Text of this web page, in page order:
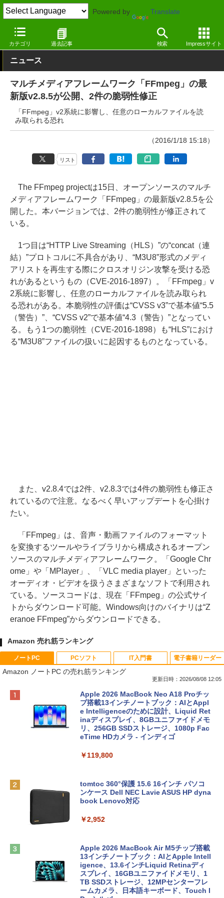
Powered by Translate
カテゴリ 過去記事 検索 Impressサイト
窓の杜 セキュリティ
ニュース
マルチメディアフレームワーク「FFmpeg」の最
新版v2.8.5が公開、2件の脆弱性修正
「FFmpeg」v2系統に影響し、任意のローカルファイルを読
み取られる恐れ
（2016/1/18 15:18）
リスト
The FFmpeg projectは15日、オープンソースのマルチ
メディアフレームワーク「FFmpeg」の最新版v2.8.5を公
開した。本バージョンでは、2件の脆弱性が修正されて
いる。
1つ目は“HTTP Live Streaming（HLS）”の“concat（連
結）”プロトコルに不具合があり、“M3U8”形式のメディ
アリストを再生する際にクロスオリジン攻撃を受ける恐
れがあるというもの（CVE-2016-1897）。「FFmpeg」v
2系統に影響し、任意のローカルファイルを読み取られ
る恐れがある。本脆弱性の評価は“CVSS v3”で基本値“5.5
（警告）”、“CVSS v2”で基本値“4.3（警告）”となってい
る。もう1つの脆弱性（CVE-2016-1898）も“HLS”におけ
る“M3U8”ファイルの扱いに起因するものとなっている。
また、v2.8.4では2件、v2.8.3では4件の脆弱性も修正さ
れているので注意。なるべく早いアップデートを心掛け
たい。
「FFmpeg」は、音声・動画ファイルのフォーマット
を変換するツールやライブラリから構成されるオープン
ソースのマルチメディアフレームワーク。「Google Chr
ome」や「MPlayer」、「VLC media player」といった
オーディオ・ビデオを扱うさまざまなソフトで利用され
ている。ソースコードは、現在「FFmpeg」の公式サイ
トからダウンロード可能。Windows向けのバイナリは“Z
eranoe FFmpeg”からダウンロードできる。
Amazon 売れ筋ランキング
ノートPC
Amazon ノートPC の売れ筋ランキング
更新日時：2026/08/08 12:05
Apple 2026 MacBook Neo A18 Proチッ
プ搭載13インチノートブック：AIとAppl
e Intelligenceのために設計、Liquid Ret
inaディスプレイ、8GBユニファイドメモ
リ、256GB SSDストレージ、1080p Fac
eTime HDカメラ - インディゴ
￥119,800
tomtoc 360°保護 15.6 16インチ パソコ
ンケース Dell NEC Lavie ASUS HP dyna
book Lenovo対応
￥2,952
Apple 2026 MacBook Air M5チップ搭載
13インチノートブック：AIとApple Intell
igence、13.6インチLiquid Retinaディ
スプレイ、16GBユニファイドメモリ、1
TB SSDストレージ、12MPセンターフレ
ームカメラ、日本語キーボード、Touch I
PCソフト IT入門書 電子書籍リーダー